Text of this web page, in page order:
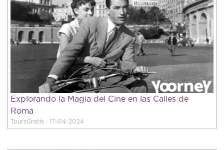
Explorando la Magia del Cine en las Calles de
Roma
ToursGratis · 17-04-2024